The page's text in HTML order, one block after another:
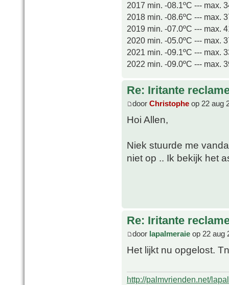
2017 min. -08.1ºC --- max.
2018 min. -08.6ºC --- max.
2019 min. -07.0ºC --- max.
2020 min. -05.0ºC --- max.
2021 min. -09.1ºC --- max.
2022 min. -09.0ºC --- max.
Re: Iritante
door Christophe op 22 aug
Hoi Allen,
Niek stuurde me
niet op .. Ik bekijk het
Re: Iritante
door lapalmeraie op 22 aug
Het lijkt nu opgelost.
http://palmvrienden.net/